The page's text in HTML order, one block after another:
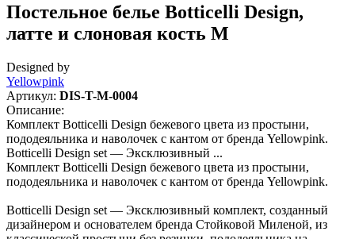
Постельное белье Botticelli Design,
латте и слоновая кость M
Designed by
Yellowpink
Артикул: DIS-T-M-0004
Описание:
Комплект Botticelli Design бежевого цвета из простыни,
пододеяльника и наволочек с кантом от бренда Yellowpink.
Botticelli Design set — Эксклюзивный ...
Комплект Botticelli Design бежевого цвета из простыни,
пододеяльника и наволочек с кантом от бренда Yellowpink.
Botticelli Design set — Эксклюзивный комплект, созданный
дизайнером и основателем бренда Стойковой Миленой, из